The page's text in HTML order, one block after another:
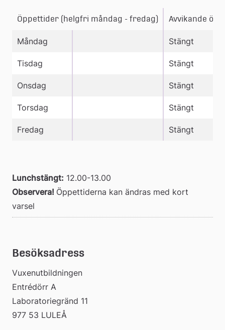
Öppettider (helgfri måndag - fredag) Avvikande
Måndag Stängt
Tisdag Stängt
Onsdag Stängt
Torsdag Stängt
Fredag Stängt
Lunchstängt: 12.00-13.00
Observera! Öppettiderna kan ändras med kort
varsel
Besöksadress
Vuxenutbildningen
Entrédörr A
Laboratoriegränd 11
977 53 LULEÅ